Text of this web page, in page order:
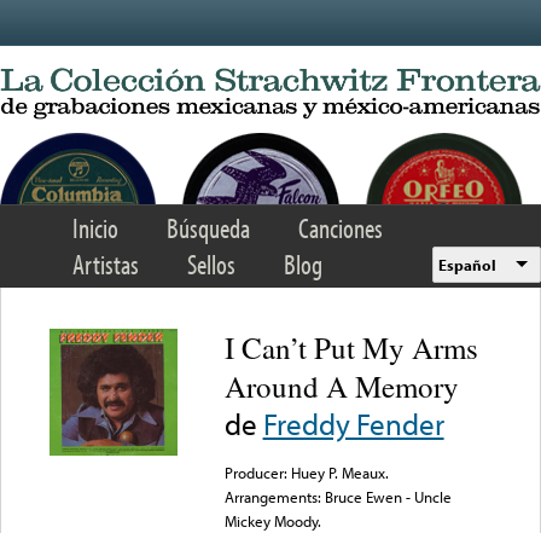
Inicio Búsqueda
Canciones
Artistas
Sellos Blog Español
I Can’t Put My Arms
Around A Memory
de Freddy Fender
Producer: Huey P. Meaux.
Arrangements: Bruce Ewen - Uncle
Mickey Moody.